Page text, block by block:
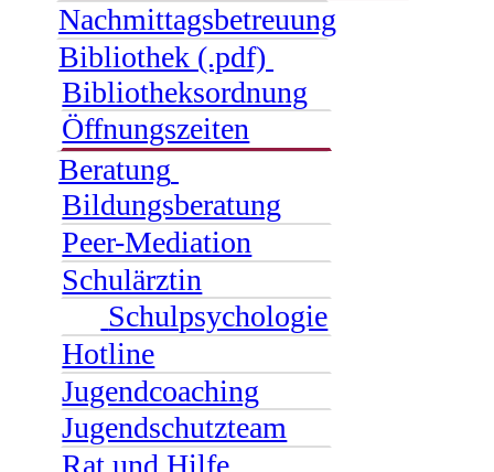
Nachmittagsbetreuung
Bibliothek (.pdf)
Bibliotheksordnung
Öffnungszeiten
Beratung
Bildungsberatung
Peer-Mediation
Schulärztin
Schulpsychologie
Hotline
Jugendcoaching
Jugendschutzteam
Rat und Hilfe